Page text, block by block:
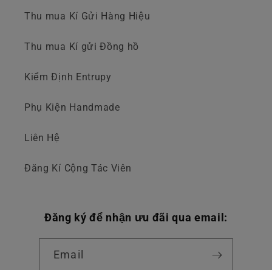
Thu mua Kí Gửi Hàng Hiệu
Thu mua Kí gửi Đồng hồ
Kiểm Định Entrupy
Phụ Kiện Handmade
Liên Hệ
Đăng Kí Cộng Tác Viên
Đăng ký để nhận ưu đãi qua email:
Email